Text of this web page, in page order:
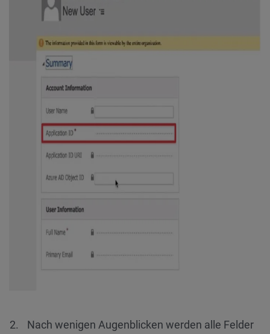
Nach wenigen Augenblicken werden alle Felder